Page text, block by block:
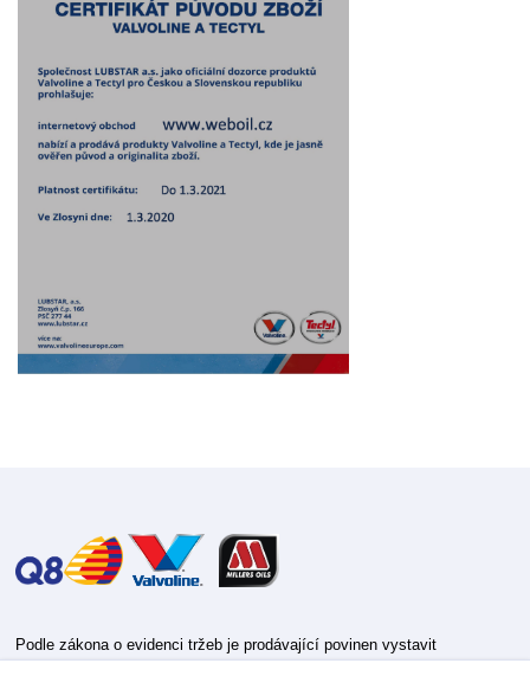
Podle zákona o evidenci tržeb je prodávající povinen vystavit